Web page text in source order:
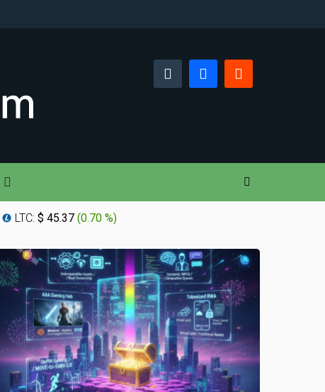
LTC: $ 45.37 (0.70 %)